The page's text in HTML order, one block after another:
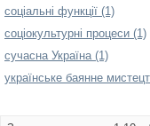
соціальні функції (1)
соціокультурні процеси (1)
сучасна Україна (1)
українське баянне